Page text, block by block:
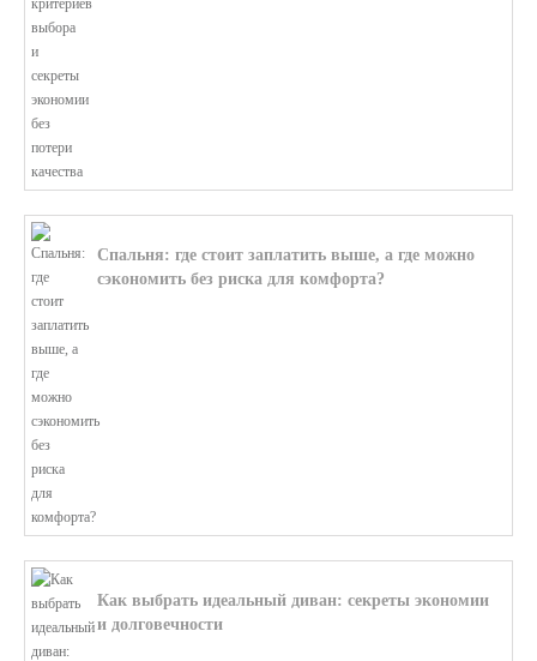
Спальня: где стоит заплатить выше, а где можно
сэкономить без риска для комфорта?
Как выбрать идеальный диван: секреты экономии
и долговечности